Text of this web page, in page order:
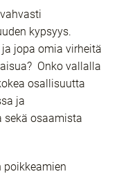
kypsyys.
jopa omia virheitä
Onko vallalla
osallisuutta
ja
sekä osaamista